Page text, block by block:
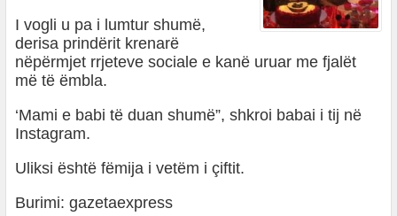
I vogli u pa i lumtur shumë,
derisa prindërit krenarë
nëpërmjet rrjeteve sociale e kanë uruar me fjalët
më të ëmbla.
‘Mami e babi të duan shumë”, shkroi babai i tij në
Instagram.
Uliksi është fëmija i vetëm i çiftit.
Burimi: gazetaexpress